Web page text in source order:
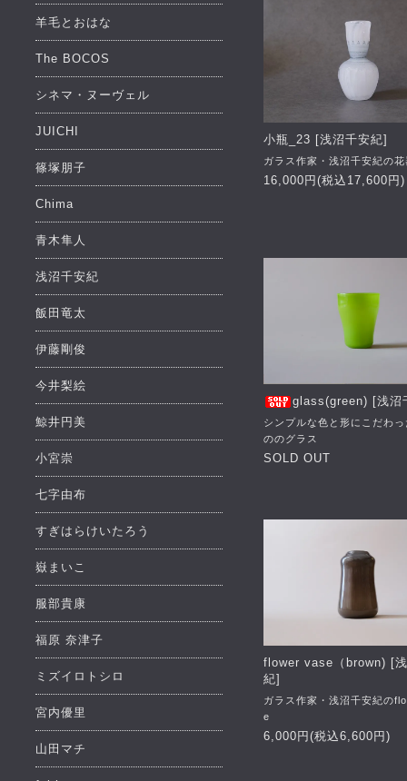
小瓶_23 [浅沼千安紀]
ガラス作家・浅沼千安紀の
16,000円(税込17,600円)
glass(green) [浅沼
シンプルな色と形にこだわ
ののグラス
SOLD OUT
flower vase（brown) [
紀]
ガラス作家・浅沼千安紀の
e
6,000円(税込6,600円)
羊毛とおはな
The BOCOS
シネマ・ヌーヴェル
JUICHI
篠塚朋子
Chima
青木隼人
浅沼千安紀
飯田竜太
伊藤剛俊
今井梨絵
鯨井円美
小宮崇
七字由布
すぎはらけいたろう
嶽まいこ
服部貴康
福原 奈津子
ミズイロトシロ
宮内優里
山田マチ